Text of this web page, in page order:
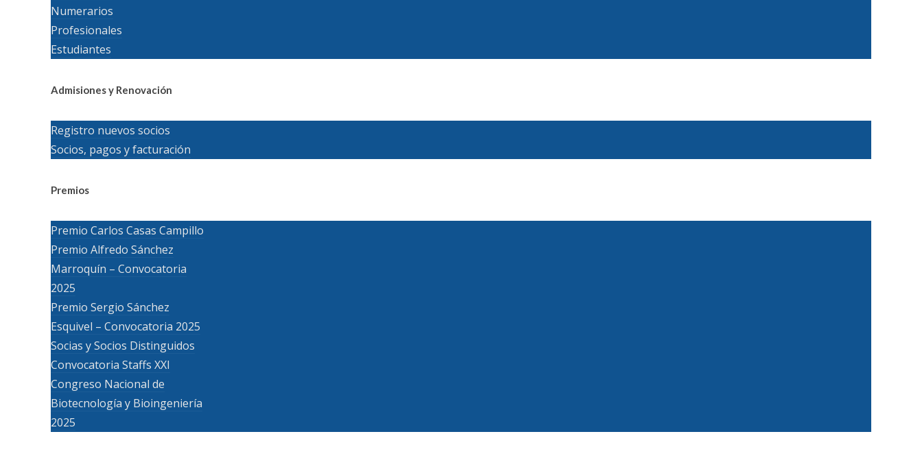
Numerarios
Profesionales
Estudiantes
Admisiones y Renovación
Registro nuevos socios
Socios, pagos y facturación
Premios
Premio Carlos Casas Campillo
Premio Alfredo Sánchez
Marroquín – Convocatoria
2025
Premio Sergio Sánchez
Esquivel – Convocatoria 2025
Socias y Socios Distinguidos
Convocatoria Staffs XXI
Congreso Nacional de
Biotecnología y Bioingeniería
2025